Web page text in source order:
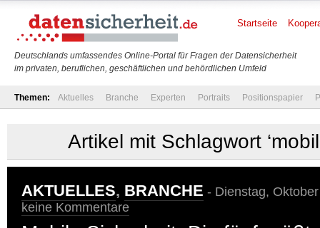
Deutschlands umfassendes Online-Portal für Fragen der Datensicherheit
im privaten, beruflichen, geschäftlichen und behördlichen Umfeld
Startseite
Themen: Aktuelles Branche Experten Portraits Positionspapier
Artikel mit Schlagwort
AKTUELLES, BRANCHE - Dienstag,
keine Kommentare